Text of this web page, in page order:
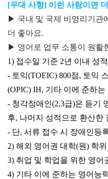
[우대 사항] 이런 사람이면
▶ 국내 및 국제 비영리기관
더 좋아요.
▶ 영어로 업무 소통이 원활
1) 접수일 기준 2년 이내 성
- 토익(TOEIC) 800점, 토익
(OPIC) IH, 기타 이에 준하는
- 청각장애인(2,3급)은 듣기
후, 나머지 성적으로 환산한
- 단, 서류 접수 시 장애인등
2) 해외 영어권 대학(원) 학
3) 취업 및 학업을 위한 영어
4) 기타 이에 준하는 영어능